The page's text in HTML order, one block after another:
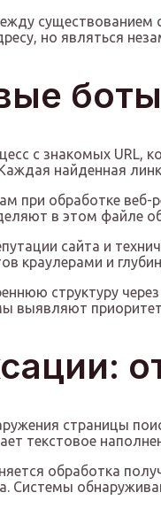
но являться
с знакомых URL,
найденная
при обработке веб-
в этом файле
сайта и
краулерами и
структуру
выявляют
страницы
текстовое
обработка
Системы